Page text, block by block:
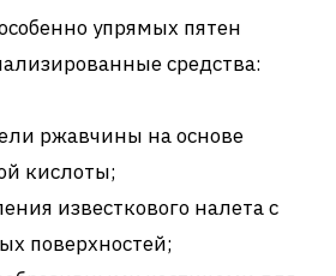
упрямых пятен
средства:
ржавчины на основе
кислоты;
известкового налета с
поверхностей;